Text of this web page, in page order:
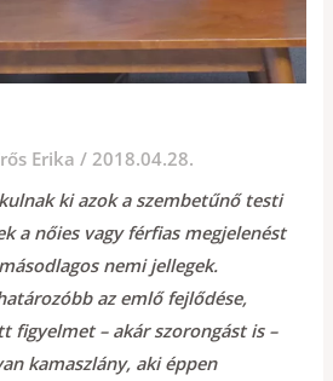
Erika/ 2018.04.28.
ki azok a szembetűnő testi
a nőies vagy férfias megjelenést
nemi jellegek.
az emlő fejlődése,
figyelmet – akár szorongást is –
kamaszlány, aki éppen